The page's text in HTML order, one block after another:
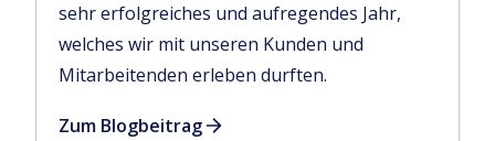
sehr erfolgreiches und aufregendes Jahr,
welches wir mit unseren Kunden und
Mitarbeitenden erleben durften.
Zum Blogbeitrag